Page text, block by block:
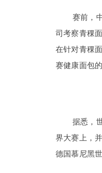
赛前，
司考察青稞
在针对青稞
赛健康面包
据悉，
界大赛上，
德国慕尼黑